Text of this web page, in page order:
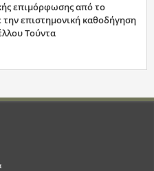
επιμόρφωσης από το
την επιστημονική καθοδήγηση
Τούντα